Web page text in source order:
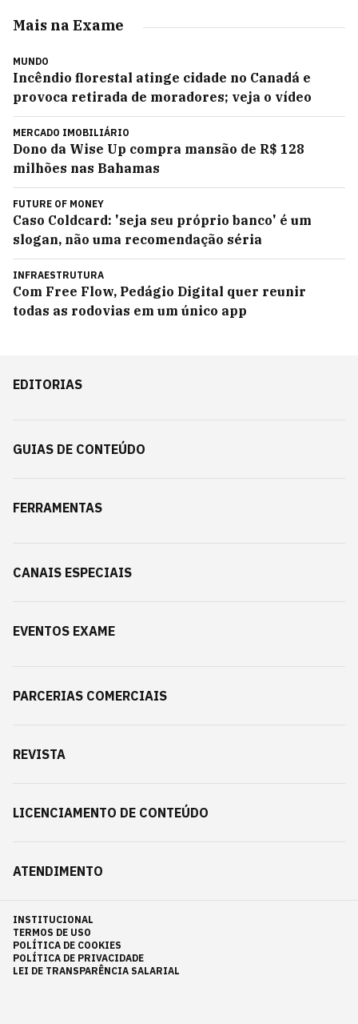
Mais na Exame
MUNDO
Incêndio florestal atinge cidade no Canadá e
provoca retirada de moradores; veja o vídeo
MERCADO IMOBILIÁRIO
Dono da Wise Up compra mansão de R$ 128
milhões nas Bahamas
FUTURE OF MONEY
Caso Coldcard: 'seja seu próprio banco' é um
slogan, não uma recomendação séria
INFRAESTRUTURA
Com Free Flow, Pedágio Digital quer reunir
todas as rodovias em um único app
EDITORIAS
GUIAS DE CONTEÚDO
FERRAMENTAS
CANAIS ESPECIAIS
EVENTOS EXAME
PARCERIAS COMERCIAIS
REVISTA
LICENCIAMENTO DE CONTEÚDO
ATENDIMENTO
INSTITUCIONAL
TERMOS DE USO
POLÍTICA DE COOKIES
POLÍTICA DE PRIVACIDADE
LEI DE TRANSPARÊNCIA SALARIAL